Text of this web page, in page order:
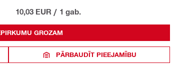
10,03 EUR / 1 gab.
GROZAM
PĀRBAUDĪT PIEEJAMĪBU